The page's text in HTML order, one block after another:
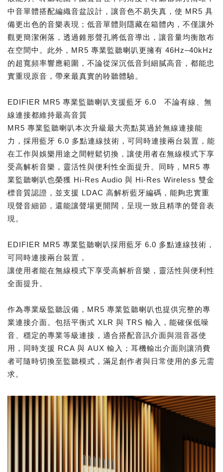
中音單體搭配編織音盆設計，讓音色不易失真，使 MR5 具
備更出色的音樂表現；低音單體則隱藏在箱體內，不僅讓外
觀更簡潔俐落，透過錐形聲孔將低音導出，讓音量均衡散布
在空間中。此外，MR5 專業監聽喇叭更擁有 46Hz–40kHz
的超寬頻率響應範圍，不論從深沉低音到細膩高音，都能忠
實重現原音，帶來最真實的聆聽體驗。
EDIFIER MR5 專業監聽喇叭支援藍牙 6.0 不論有線、無
線連接都維持最高音質
MR5 專業監聽喇叭本次升級最大亮點莫過於無線連接能
力，採用藍牙 6.0 多點連線技術，可同時連接兩台裝置，能
在工作與娛樂用途之間輕鬆切換，讓使用者在無線模式下享
受高解析音樂，靈活性與便利性全面提升。同時，MR5 專
業監聽喇叭也榮獲 Hi-Res Audio 與 Hi-Res Wireless 雙金
標音質認證，並支援 LDAC 高解析藍牙編碼，能夠忠實重
現聲音細節，還能讓聲場更開闊，呈現一致且精準的聲音表
現。
EDIFIER MR5 專業監聽喇叭採用藍牙 6.0 多點連線技術，
可同時連接兩台裝置，
讓使用者能在無線模式下享受高解析音樂，靈活性與便利性
全面提升。
作為專業級監聽設備，MR5 專業監聽喇叭也提供完整的專
業連接介面。包括平衡式 XLR 與 TRS 輸入，能確保低噪
音、穩定的專業等級連接，適合搭配音訊介面與混音器使
用，同時支援 RCA 與 AUX 輸入；耳機輸出介面則讓消費
者可隨時切換至監聽模式，滿足創作者與日常使用的多元需
求。